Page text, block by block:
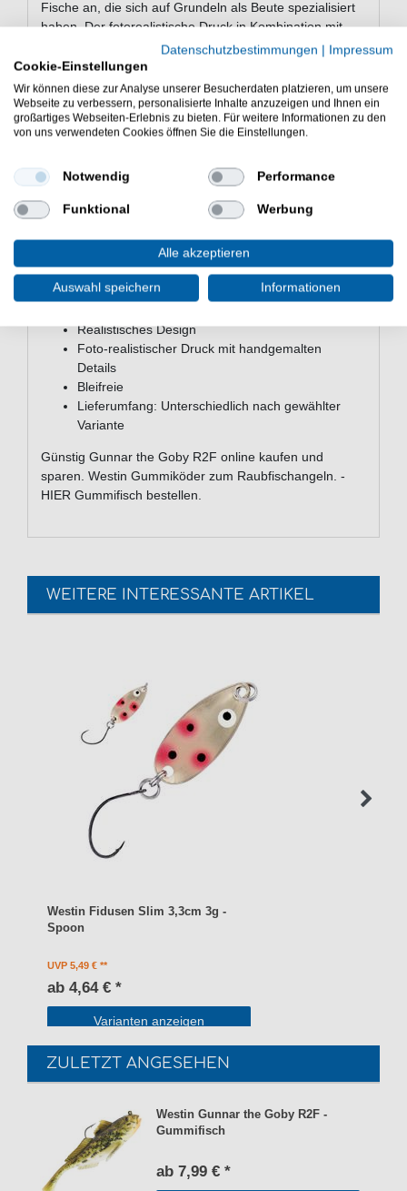
Fische an, die sich auf Grundeln als Beute spezialisiert
haben. Der fotorealistische Druck in Kombination mit
handgemalten Details verleiht dem Köder ein
authentisches Erscheinungsbild, das sich bei
unterschiedlichen Lichtverhältnissen bewährt. Die
Kombination aus realistischer Aktion, praktischer
Montage und robuster Konstruktion macht diesen
Gummifisch zu einer vielseitigen Wahl für verschiedene
Eigenschaften des Westin Gunnar
the Goby R2F
Westin Gummiköder zum Raubfischangeln
Schnell-bewegender Hammer-Schwanz
Realistisches Design
Foto-realistischer Druck mit handgemalten
Details
Bleifreie
Lieferumfang: Unterschiedlich nach gewählter
Variante
Günstig Gunnar the Goby R2F online kaufen und
sparen. Westin Gummiköder zum Raubfischangeln. -
HIER Gummifisch bestellen.
WEITERE INTERESSANTE ARTIKEL
Westin Fidusen Slim 3,3cm 3g -
Spoon
UVP 5,49 €
ab 4,64 € *
Varianten anzeigen
ZULETZT ANGESEHEN
Westin Gunnar the Goby R2F -
Gummifisch
ab 7,99 € *
Datenschutzbestimmungen | Impressum
Cookie-Einstellungen
Wir können diese zur Analyse unserer Besucherdaten platzieren, um unsere
Webseite zu verbessern, personalisierte Inhalte anzuzeigen und Ihnen ein
großartiges Webseiten-Erlebnis zu bieten. Für weitere Informationen zu den
von uns verwendeten Cookies öffnen Sie die Einstellungen.
Notwendig Performance
Funktional Werbung
Alle akzeptieren
Auswahl speichern Informationen